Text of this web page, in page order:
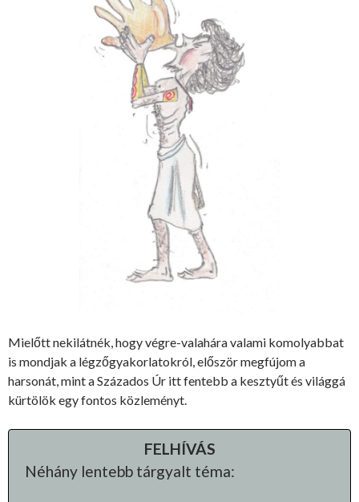
Mielőtt nekilátnék, hogy végre-valahára valami komolyabbat
is mondjak a légzőgyakorlatokról, először megfújom a
harsonát, mint a Százados Úr itt fentebb a kesztyűt és világgá
kürtölök egy fontos közleményt.
FELHÍVÁS
Néhány lentebb tárgyalt téma: